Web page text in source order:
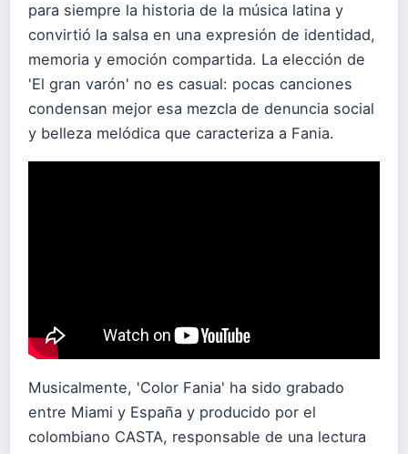
para siempre la historia de la música latina y
convirtió la salsa en una expresión de identidad,
memoria y emoción compartida. La elección de
'El gran varón' no es casual: pocas canciones
condensan mejor esa mezcla de denuncia social
y belleza melódica que caracteriza a Fania.
Musicalmente, 'Color Fania' ha sido grabado
entre Miami y España y producido por el
colombiano CASTA, responsable de una lectura